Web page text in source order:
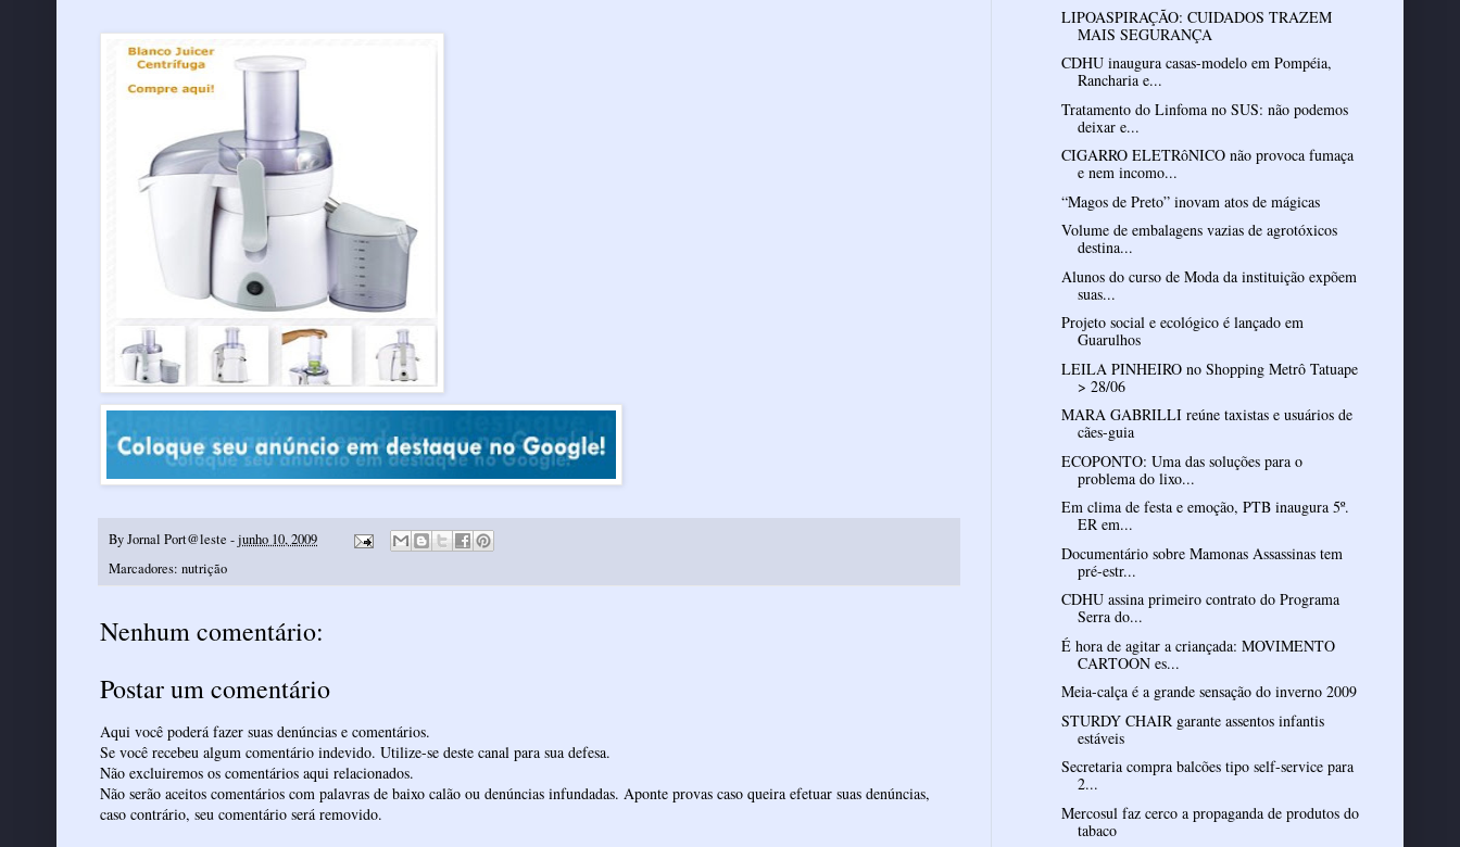
ByJornal Port@leste -junho 10, 2009
Marcadores: nutrição
Nenhum comentário:
Postar um comentário
Aqui você poderá fazer suas denúncias e comentários.
Se você recebeu algum comentário indevido. Utilize-se deste canal para sua defesa.
Não excluiremos os comentários aqui relacionados.
Não serão aceitos comentários com palavras de baixo calão ou denúncias infundadas. Aponte provas caso queira efetuar suas denúncias,
caso contrário, seu comentário será removido.
LIPOASPIRAÇÃO: CUIDADOS TRAZEM
MAIS SEGURANÇA
CDHU inaugura casas-modelo em Pompéia,
Rancharia e...
Tratamento do Linfoma no SUS: não podemos
deixar e...
CIGARRO ELETRôNICO não provoca fumaça
e nem incomo...
“Magos de Preto” inovam atos de mágicas
Volume de embalagens vazias de agrotóxicos
destina...
Alunos do curso de Moda da instituição expõem
suas...
Projeto social e ecológico é lançado em
Guarulhos
LEILA PINHEIRO no Shopping Metrô Tatuape
> 28/06
MARA GABRILLI reúne taxistas e usuários de
cães-guia
ECOPONTO: Uma das soluções para o
problema do lixo...
Em clima de festa e emoção, PTB inaugura 5º.
ER em...
Documentário sobre Mamonas Assassinas tem
pré-estr...
CDHU assina primeiro contrato do Programa
Serra do...
É hora de agitar a criançada: MOVIMENTO
CARTOON es...
Meia-calça é a grande sensação do inverno 2009
STURDY CHAIR garante assentos infantis
estáveis
Secretaria compra balcões tipo self-service para
2...
Mercosul faz cerco a propaganda de produtos do
tabaco